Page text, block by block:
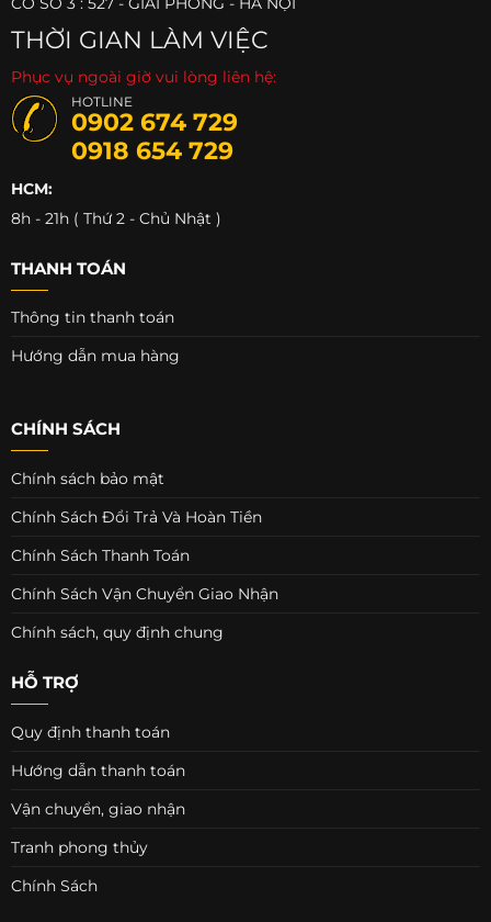
THỜI GIAN LÀM VIỆC
Phục vụ ngoài giờ vui lòng liên hệ:
HOTLINE
0902 674 729
0918 654 729
HCM:
8h - 21h ( Thứ 2 - Chủ Nhật )
THANH TOÁN
Thông tin thanh toán
Hướng dẫn mua hàng
CHÍNH SÁCH
Chính sách bảo mật
Chính Sách Đổi Trả Và Hoàn Tiền
Chính Sách Thanh Toán
Chính Sách Vận Chuyển Giao Nhận
Chính sách, quy định chung
HỖ TRỢ
Quy định thanh toán
Hướng dẫn thanh toán
Vận chuyển, giao nhận
Tranh phong thủy
Chính Sách